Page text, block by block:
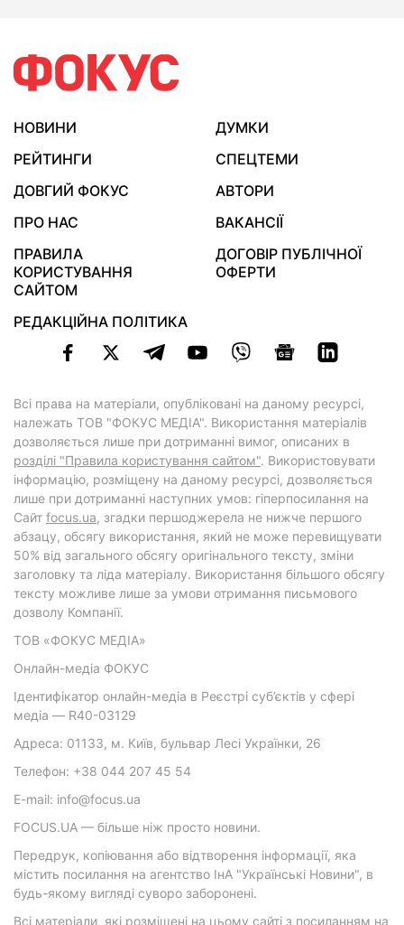
НОВИНИ
ДУМКИ
РЕЙТИНГИ
СПЕЦТЕМИ
ДОВГИЙ ФОКУС
АВТОРИ
ПРО НАС
ВАКАНСІЇ
ПРАВИЛА
КОРИСТУВАННЯ
САЙТОМ
ДОГОВІР ПУБЛІЧНОЇ
ОФЕРТИ
РЕДАКЦІЙНА ПОЛІТИКА
Всі права на матеріали, опубліковані на даному ресурсі,
належать ТОВ "ФОКУС МЕДІА". Використання матеріалів
дозволяється лише при дотриманні вимог, описаних в
розділі "Правила користування сайтом". Використовувати
інформацію, розміщену на даному ресурсі, дозволяється
лише при дотриманні наступних умов: гіперпосилання на
Cайт focus.ua, згадки першоджерела не нижче першого
абзацу, обсягу використання, який не може перевищувати
50% від загального обсягу оригінального тексту, зміни
заголовку та ліда матеріалу. Використання більшого обсягу
тексту можливе лише за умови отримання письмового
дозволу Компанії.
ТОВ «ФОКУС МЕДІА»
Онлайн-медіа ФОКУС
Ідентифікатор онлайн-медіа в Реєстрі суб’єктів у сфері
медіа — R40-03129
Адреса: 01133, м. Київ, бульвар Лесі Українки, 26
Телефон: +38 044 207 45 54
E-mail: info@focus.ua
FOCUS.UA — більше ніж просто новини.
Передрук, копіювання або відтворення інформації, яка
містить посилання на агентство ІнА "Українські Новини", в
будь-якому вигляді суворо заборонені.
Всі матеріали, які розміщені на цьому сайті з посиланням на